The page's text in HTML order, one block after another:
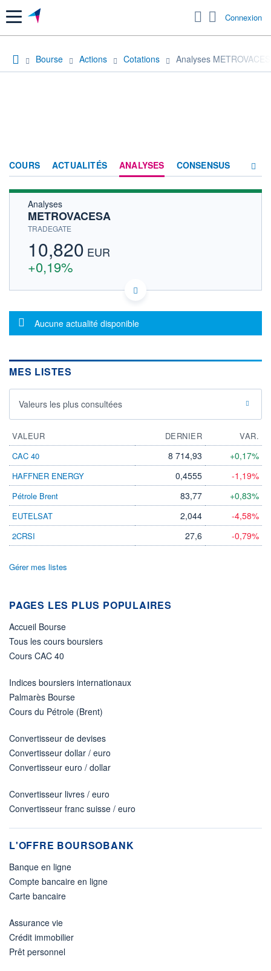
Menu Connexion
Bourse Actions Cotations Analyses
COURS ACTUALITÉS ANALYSES CONSENSUS
Analyses
METROVACESA
TRADEGATE
10,820 EUR
+0,19%
ES0105122024 MS6N
Politique d'exécution
Cotation sur les autres places
OUVERTURE
10,760
CLÔTURE VEILLE
+ HAUT
10,820
+ BAS
VOLUME
286
CAPITAL ÉCHANGÉ
0,00%
DERNIER ÉCHANGE
07.08.26 / 15:45:36
0,000
- -
DERNIER
DIVIDENDE
0,00 EUR
-
Non éligible
Message d'information
Aucune actualité disponible
MES LISTES
Valeurs les plus consultées
VALEUR DERNIER
VAR.
CAC 40
8 714,93 +0,17%
HAFFNER ENERGY 0,4555 -1,19%
Pétrole Brent 83,77 +0,83%
EUTELSAT 2,044 -4,58%
2CRSI 27,6 -0,79%
Gérer mes listes
PAGES LES PLUS POPULAIRES
Accueil Bourse
Tous les cours boursiers
Cours CAC 40
Indices boursiers internationaux
Palmarès Bourse
Cours du Pétrole (Brent)
Convertisseur de devises
Convertisseur dollar / euro
Convertisseur euro / dollar
Convertisseur livres / euro
Convertisseur franc suisse / euro
L'OFFRE BOURSOBANK
Banque en ligne
Compte bancaire en ligne
Carte bancaire
Assurance vie
Crédit immobilier
Prêt personnel